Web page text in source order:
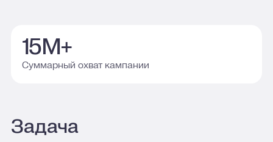
Задача
15М+
Суммарный охват кампании